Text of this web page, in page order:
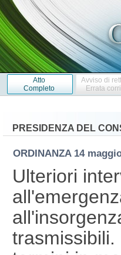
Atto
Completo
Avviso di
Errata
PRESIDENZA DEL
ORDINANZA 14
Ulteriori